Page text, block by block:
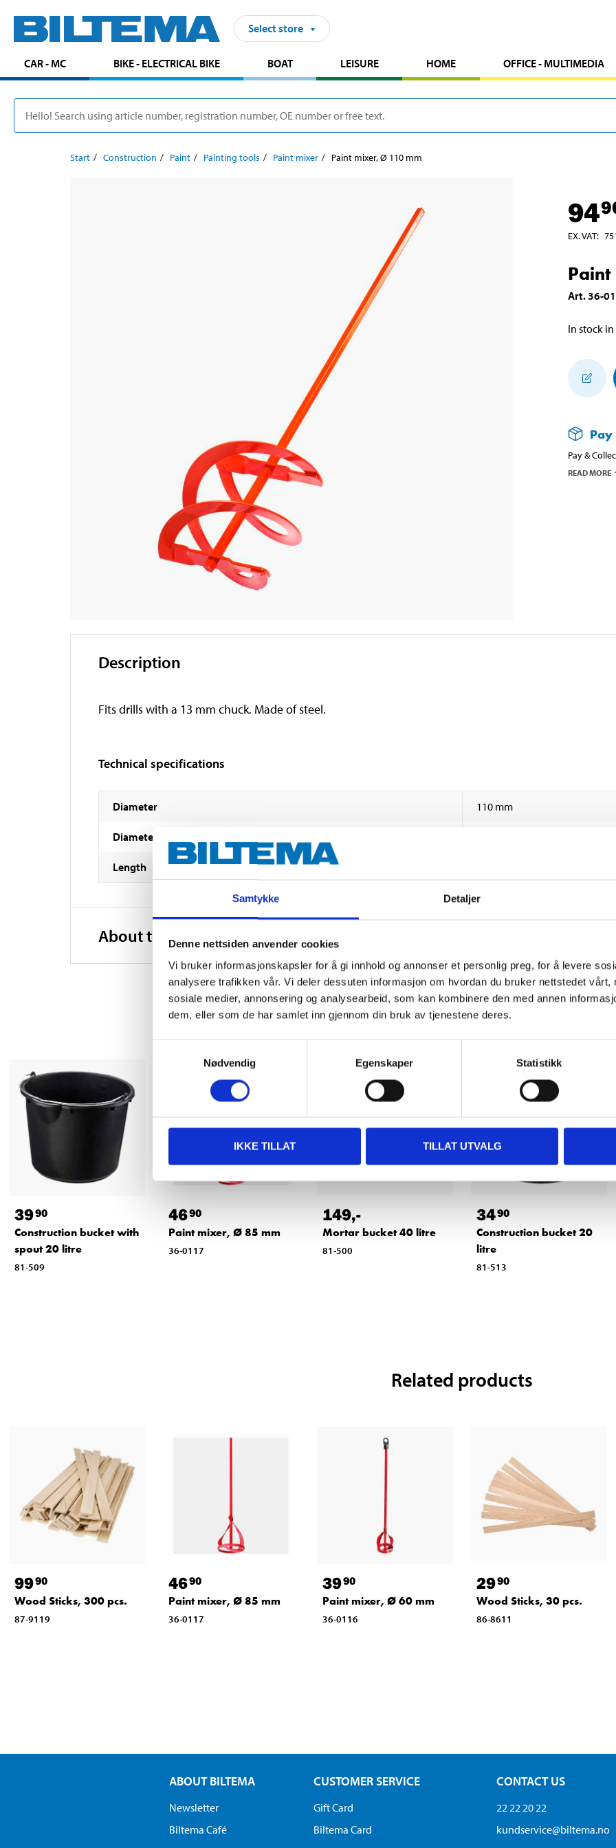
Samtykke Detaljer
Denne nettsiden anvender cookies
Vi bruker informasjonskapsler for å gi innhold og annonser et personlig preg, for å levere
analysere trafikken vår. Vi deler dessuten informasjon om hvordan du bruker nettstedet vårt,
sosiale medier, annonsering og analysearbeid, som kan kombinere den med annen
dem, eller som de har samlet inn gjennom din bruk av tjenestene deres.
Nødvendig
Egenskaper Statistikk
IKKE TILLAT TILLAT UTVALG
Select store
CAR - MC BIKE - ELECTRICAL BIKE BOAT LEISURE HOME OFFICE - MULTIMEDIA
Start Construction Paint Painting tools Paint mixer Paint mixer, Ø 110 mm
94
EX. VAT: 75
Art.36-
In stock in
Pay
Pay &
READ MORE
Description
Fits drills with a 13 mm chuck. Made of steel.
Technical specifications
Diameter 110 mm
Diameter
Length
About the manufacturer
Other customers also bought
3990
Construction bucket with
spout 20 litre
81-509
4690
Paint mixer, Ø 85 mm
36-0117
149,-
Mortar bucket 40 litre
81-500
3490
Construction bucket 20
litre
81-513
Related products
9990
Wood Sticks, 300 pcs.
87-9119
4690
Paint mixer, Ø 85 mm
36-0117
3990
Paint mixer, Ø 60 mm
36-0116
2990
Wood Sticks, 30 pcs.
86-8611
ABOUT BILTEMA
Newsletter
Biltema Café
CUSTOMER SERVICE
Gift Card
Biltema Card
CONTACT US
22 22 20 22
kundservice@biltema.no